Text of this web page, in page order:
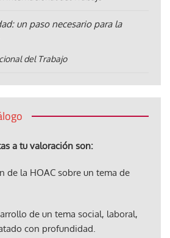
un paso necesario para la
del Trabajo
a tu valoración son:
de la HOAC sobre un tema de
de un tema social, laboral,
con profundidad.